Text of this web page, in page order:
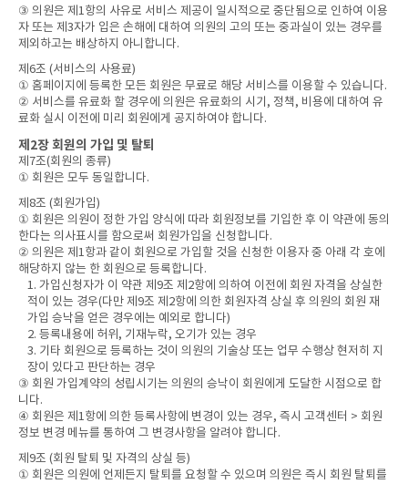
③ 의원은 제1항의 사유로 서비스 제공이 일시적으로 중단됨으로 인하여 이용
자 또는 제3자가 입은 손해에 대하여 의원의 고의 또는 중과실이 있는 경우를
제외하고는 배상하지 아니합니다.
제6조 (서비스의 사용료)
① 홈페이지에 등록한 모든 회원은 무료로 해당 서비스를 이용할 수 있습니다.
② 서비스를 유료화 할 경우에 의원은 유료화의 시기, 정책, 비용에 대하여 유
료화 실시 이전에 미리 회원에게 공지하여야 합니다.
제2장 회원의 가입 및 탈퇴
제7조(회원의 종류)
① 회원은 모두 동일합니다.
제8조 (회원가입)
① 회원은 의원이 정한 가입 양식에 따라 회원정보를 기입한 후 이 약관에 동의
한다는 의사표시를 함으로써 회원가입을 신청합니다.
② 의원은 제1항과 같이 회원으로 가입할 것을 신청한 이용자 중 아래 각 호에
해당하지 않는 한 회원으로 등록합니다.
1. 가입신청자가 이 약관 제9조 제2항에 의하여 이전에 회원 자격을 상실한
적이 있는 경우(다만 제9조 제2항에 의한 회원자격 상실 후 의원의 회원 재
가입 승낙을 얻은 경우에는 예외로 합니다)
2. 등록내용에 허위, 기재누락, 오기가 있는 경우
3. 기타 회원으로 등록하는 것이 의원의 기술상 또는 업무 수행상 현저히 지
장이 있다고 판단하는 경우
③ 회원 가입계약의 성립시기는 의원의 승낙이 회원에게 도달한 시점으로 합
니다.
④ 회원은 제1항에 의한 등록사항에 변경이 있는 경우, 즉시 고객센터 > 회원
정보 변경 메뉴를 통하여 그 변경사항을 알려야 합니다.
제9조 (회원 탈퇴 및 자격의 상실 등)
① 회원은 의원에 언제든지 탈퇴를 요청할 수 있으며 의원은 즉시 회원 탈퇴를